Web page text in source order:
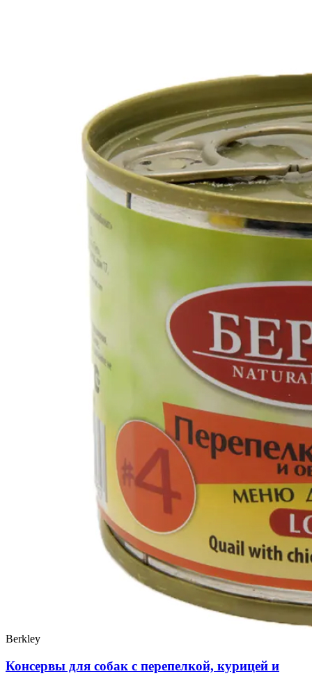
Berkley
Консервы для собак с перепелкой, курицей и